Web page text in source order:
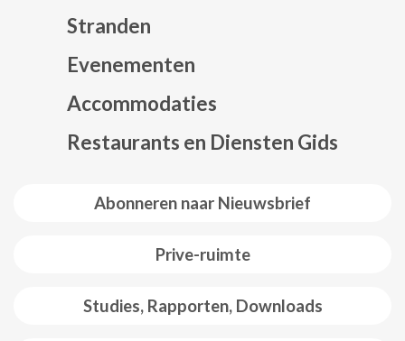
Abonneren naar Nieuwsbrief
Prive-ruimte
Studies, Rapporten, Downloads
Stranden
Evenementen
Accommodaties
Restaurants en Diensten Gids